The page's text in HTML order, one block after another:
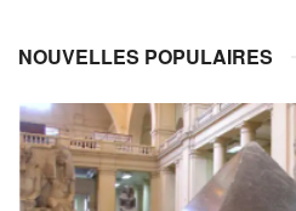
NOUVELLES POPULAIRES